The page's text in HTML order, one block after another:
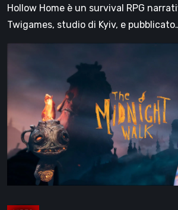
Hollow Home è un survival RPG
Twigames, studio di Kyiv, e
la
recensione:
una
malinconica
gotica